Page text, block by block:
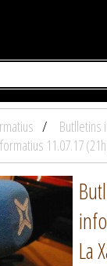
Butlletins
11.07.17
La